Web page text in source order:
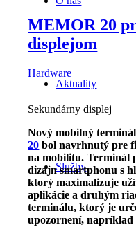
Aktuality
Služby
MEMOR 20
displejom
Hardware
Sekundárny displej
Nový mobilný
20 bol navrhnutý pre
na mobilitu. Terminál
dizajn smartphonu s
ktorý maximalizuje
aplikácie a druhým
terminálu, ktorý je
upozornení,